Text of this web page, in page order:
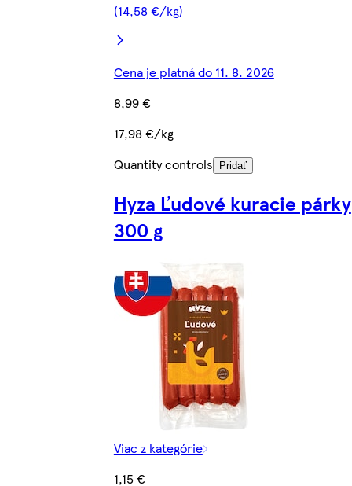
(14,58 €/kg)
Cena je platná do 11. 8. 2026
8,99 €
17,98 €/kg
Quantity controls
Pridať
Hyza Ľudové kuracie párky
300 g
Viac z kategórie
1,15 €